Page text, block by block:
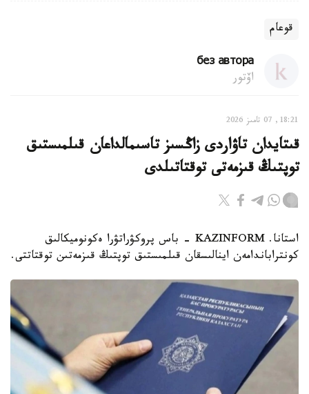
قوعام
без автора
اۆتور
18:21, 07 تامىز 2026
قىتايدان تاۋاردى زاڭسىز تاسىمالداعان قىلمىستىق
توپتىڭ قىزمەتى توقتاتىلدى
استانا. KAZINFORM - باس پروكۋراتۋرا ەكونوميكالىق
كونتراباندامەن اينالىسقان قىلمىستىق توپتىڭ قىزمەتىن توقتاتتى.